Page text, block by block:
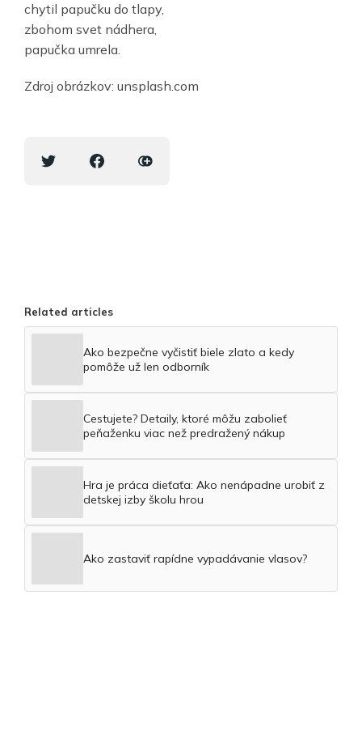
chytil papučku do tlapy,
zbohom svet nádhera,
papučka umrela.
Zdroj obrázkov: unsplash.com
Related articles
Ako bezpečne vyčistiť biele zlato a kedy
pomôže už len odborník
Cestujete? Detaily, ktoré môžu zabolieť
peňaženku viac než predražený nákup
Hra je práca dieťaťa: Ako nenápadne urobiť z
detskej izby školu hrou
Ako zastaviť rapídne vypadávanie vlasov?